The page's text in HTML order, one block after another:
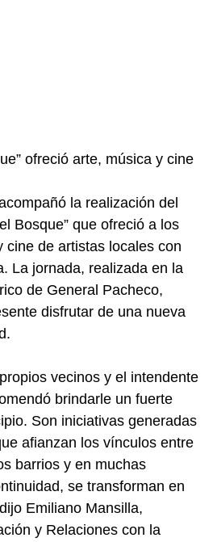
ofreció arte, música y cine
la realización del
Bosque” que ofreció a los
cine de artistas locales con
La jornada, realizada en la
de General Pacheco,
disfrutar de una nueva
vecinos y el intendente
brindarle un fuerte
Son iniciativas generadas
afianzan los vínculos entre
barrios y en muchas
se transforman en
Emiliano Mansilla,
y Relaciones con la